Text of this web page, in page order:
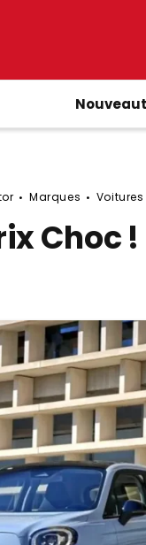
Marques
Choc !